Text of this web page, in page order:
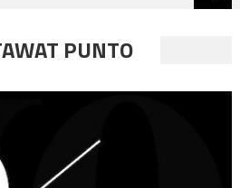
PUNTO